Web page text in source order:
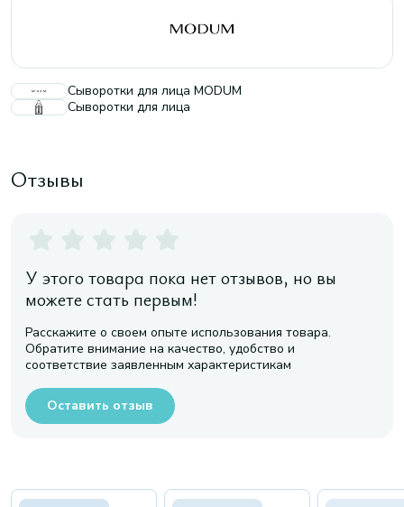
Сыворотки для лица MODUM
Сыворотки для лица
Отзывы
У этого товара пока нет отзывов, но вы
можете стать первым!
Расскажите о своем опыте использования товара.
Обратите внимание на качество, удобство и
соответствие заявленным характеристикам
Оставить отзыв